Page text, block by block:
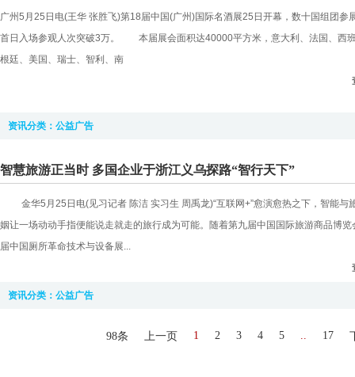
广州5月25日电(王华 张胜飞)第18届中国(广州)国际名酒展25日开幕，数十国组团参
首日入场参观人次突破3万。 本届展会面积达40000平方米，意大利、法国、西
根廷、美国、瑞士、智利、南
资讯分类： 公益广告
智慧旅游正当时 多国企业于浙江义乌探路“智行天下”
金华5月25日电(见习记者 陈洁 实习生 周禹龙)“互联网+”愈演愈热之下，智能与
姻让一场动动手指便能说走就走的旅行成为可能。随着第九届中国国际旅游商品博览
届中国厕所革命技术与设备展...
资讯分类： 公益广告
98条 上一页 1 2 3 4 5 .. 17